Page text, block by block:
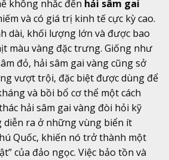
không nhắc đến hải sâm gai
và có giá trị kinh tế cực kỳ cao.
dài, khối lượng lớn và được bao
màu vàng đặc trưng. Giống như
đỏ, hải sâm gai vàng cũng sở
vượt trội, đặc biệt được dùng để
và bồi bổ cơ thể một cách
hải sâm gai vàng đòi hỏi kỹ
ra ở những vùng biển ít
Quốc, khiến nó trở thành một
của đảo ngọc. Việc bảo tồn và